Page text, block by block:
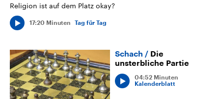
Religion ist auf dem Platz okay?
17:20 Minuten Tag für Tag
Schach
Die
unsterbliche Partie
04:52 Minuten
Kalenderblatt